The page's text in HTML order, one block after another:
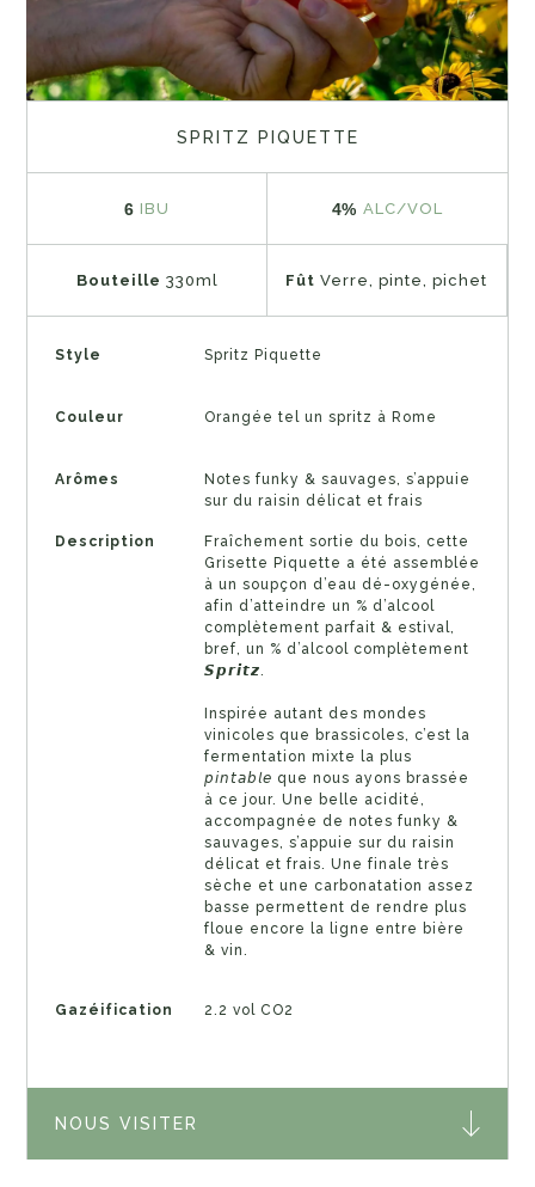
SPRITZ PIQUETTE
6 IBU 4% ALC/VOL
Bouteille 330ml FûtVerre, pinte, pichet
Style Spritz Piquette
Couleur Orangée tel un spritz à Rome
Arômes
Notes funky & sauvages, s’appuie
sur du raisin délicat et frais
Description
Fraîchement sortie du bois, cette
Grisette Piquette a été assemblée
à un soupçon d’eau dé-oxygénée,
afin d’atteindre un % d’alcool
complètement parfait & estival,
bref, un % d’alcool complètement
𝙎𝙥𝙧𝙞𝙩𝙯.
Inspirée autant des mondes
vinicoles que brassicoles, c’est la
fermentation mixte la plus
𝘱𝘪𝘯𝘵𝘢𝘣𝘭𝘦 que nous ayons brassée
à ce jour. Une belle acidité,
accompagnée de notes funky &
sauvages, s’appuie sur du raisin
délicat et frais. Une finale très
sèche et une carbonatation assez
basse permettent de rendre plus
floue encore la ligne entre bière
& vin.
Gazéification 2.2 vol CO2
NOUS VISITER